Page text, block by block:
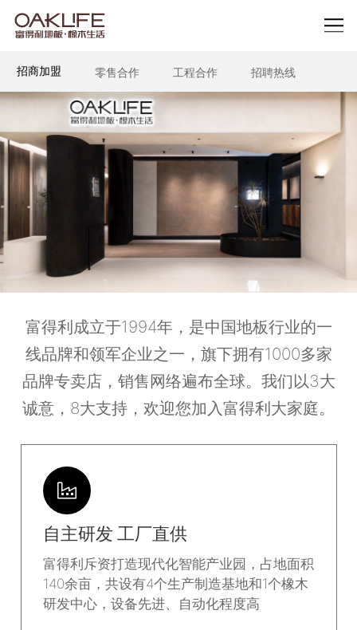
招商加盟 零售合作 工程合作 招聘热线
富得利成立于1994年，是中国地板行业的一
线品牌和领军企业之一，旗下拥有1000多家
品牌专卖店，销售网络遍布全球。我们以3大
诚意， 8大支持，欢迎您加入富得利大家庭。
自主研发 工厂直供
富得利斥资打造现代化智能产业园，占地面积
140余亩，共设有4个生产制造基地和1个橡木
研发中心，设备先进、自动化程度高